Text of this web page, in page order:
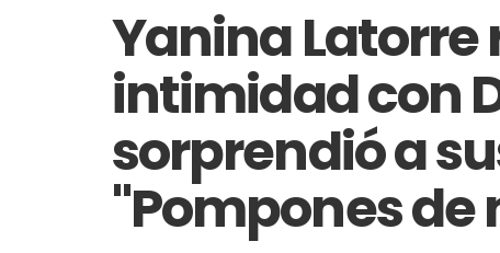
Yanina Latorre
intimidad con
sorprendió a
"Pompones de